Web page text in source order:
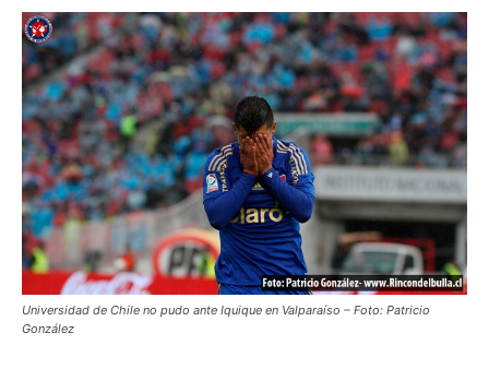
Universidad de Chile no pudo ante Iquique en Valparaíso – Foto: Patricio
González